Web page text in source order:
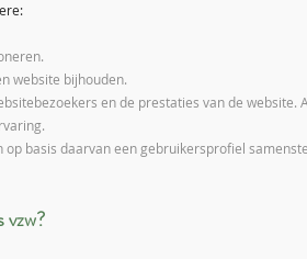
website bijhouden.
en de prestaties van de website.
basis daarvan een gebruikersprofiel
vzw?